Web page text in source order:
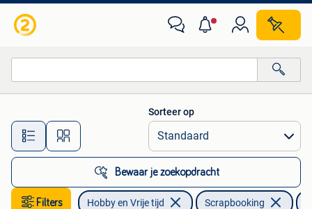
Alle afstanden…
Sorteer op
Bewaar je zoekopdracht
Filters Hobby en Vrije tijd Scrapbooking